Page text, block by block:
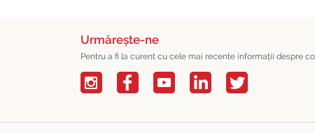
Urmărește-ne
Pentru a fi la curent cu cele mai recente informații despre